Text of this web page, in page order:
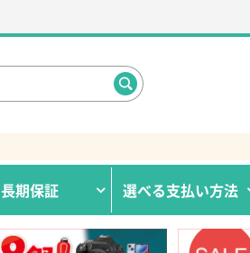
長期保証 選べる支払い方法